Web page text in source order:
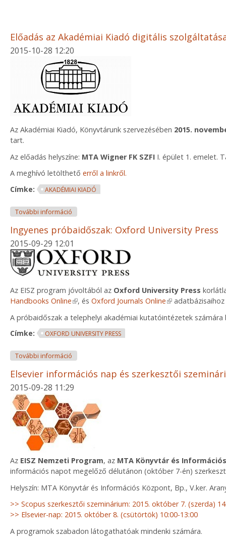
Előadás az Akadémiai Kiadó digitális
2015-10-28 12:20
Az Akadémiai Kiadó, Könyvtárunk szervezésében 2015.
tart.
Az előadás helyszíne: MTA Wigner FK SZFI I. épület 1. emelet.
A meghívó letölthető erről a linkről.
Címke:
AKADÉMIAI KIADÓ
További információ
Ingyenes próbaidőszak: Oxford University Press
2015-09-29 12:01
Az EISZ program jóvoltából az Oxford University Press
Handbooks Online(link is external)
, és Oxford Journals Online(link is external)
adatbázisaihoz
A próbaidőszak a telephelyi akadémiai kutatóintézetek
Címke:
OXFORD UNIVERSITY PRESS
További információ
Elsevier információs nap és szerkesztői
2015-09-28 11:29
Az EISZ Nemzeti Program, az MTA Könyvtár és
információs napot megelőző délutánon (október 7-én)
Helyszín: MTA Könyvtár és Információs Központ, Bp., V.ker.
>> Scopus szerkesztői szeminárium: 2015. október 7. (szerda)
>> Elsevier-nap: 2015. október 8. (csütörtök) 10:00-13:00
A programok szabadon látogathatóak mindenki számára.